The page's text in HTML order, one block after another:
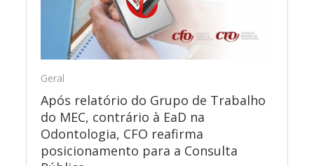
Geral
Após relatório do Grupo de Trabalho
do MEC, contrário à EaD na
Odontologia, CFO reafirma
posicionamento para a Consulta